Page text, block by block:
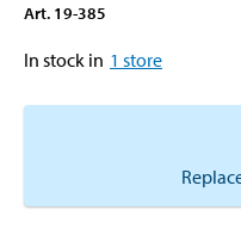
Art. 19-385
In stock in 1 store